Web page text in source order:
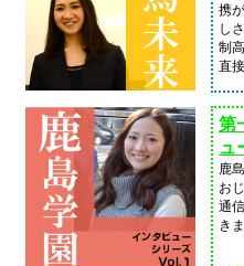
携
し
制
直
第
ュ
鹿
お
通
き